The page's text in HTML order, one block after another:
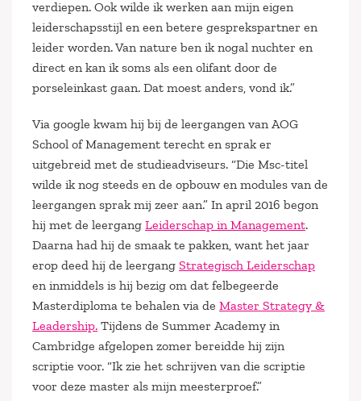
verdiepen. Ook wilde ik werken aan mijn eigen
leiderschapsstijl en een betere gesprekspartner en
leider worden. Van nature ben ik nogal nuchter en
direct en kan ik soms als een olifant door de
porseleinkast gaan. Dat moest anders, vond ik.”
Via google kwam hij bij de leergangen van AOG
School of Management terecht en sprak er
uitgebreid met de studieadviseurs. “Die Msc-titel
wilde ik nog steeds en de opbouw en modules van de
leergangen sprak mij zeer aan.” In april 2016 begon
hij met de leergang Leiderschap in Management.
Daarna had hij de smaak te pakken, want het jaar
erop deed hij de leergang Strategisch Leiderschap
en inmiddels is hij bezig om dat felbegeerde
Masterdiploma te behalen via de Master Strategy &
Leadership. Tijdens de Summer Academy in
Cambridge afgelopen zomer bereidde hij zijn
scriptie voor. “Ik zie het schrijven van die scriptie
voor deze master als mijn meesterproef.”